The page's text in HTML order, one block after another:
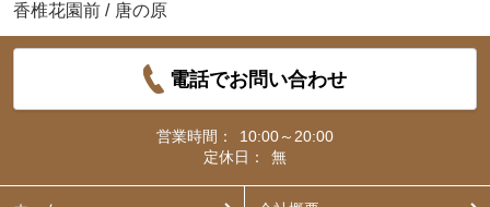
香椎花園前 / 唐の原
電話でお問い合わせ
営業時間：
10:00～20:00
定休日：
無